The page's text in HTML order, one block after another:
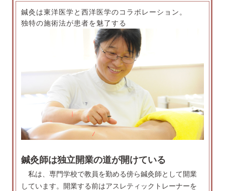
鍼灸は東洋医学と西洋医学のコラボレーション。
独特の施術法が患者を魅了する
鍼灸師は独立開業の道が開けている
私は、専門学校で教員を勤める傍ら鍼灸師として開業
しています。開業する前はアスレティックトレーナーを